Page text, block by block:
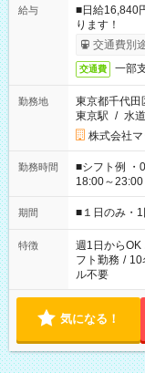
給与
■日給16,840
ります！
交通費別
交通費 一部
勤務地
東京都千代田
東京駅 / 水
株式会社
勤務時間
■シフト例 ・
18:00～
etc ★最短で3時間で5,120円のお仕事から 15時間で2万円近く稼
げるお仕事も！ ご希望のお時間に合わせてご紹介！
ください！
期間 ■１日のみ・1
特徴 週1日からOK
フト勤務 / 10
ル不要
気になる！